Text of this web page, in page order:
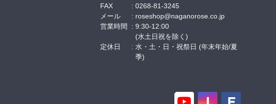
FAX
0268-81-3245
メール
roseshop@naganorose.co.jp
営業時間
9:30-12:00
(水土日祝を除く)
定休日
水・土・日・祝祭日 (年末年始/夏
季)